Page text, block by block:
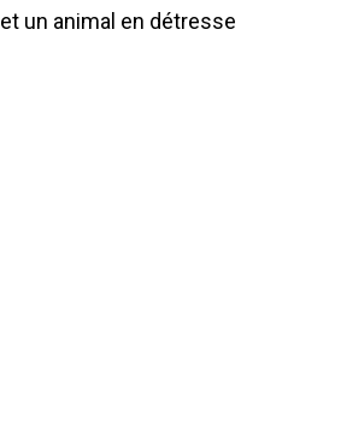
un animal en détresse